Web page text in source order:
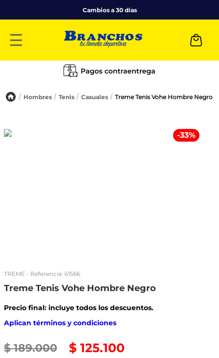
Cambios a 30 días
☰
Hombres Tenis Casuales Treme Tenis Vohe Hombre Negro
-33%
TREME - Referencia: 61566
Treme Tenis Vohe Hombre Negro
Precio final: incluye todos los descuentos.
Aplican términos y condiciones
$ 189.000 $ 125.100